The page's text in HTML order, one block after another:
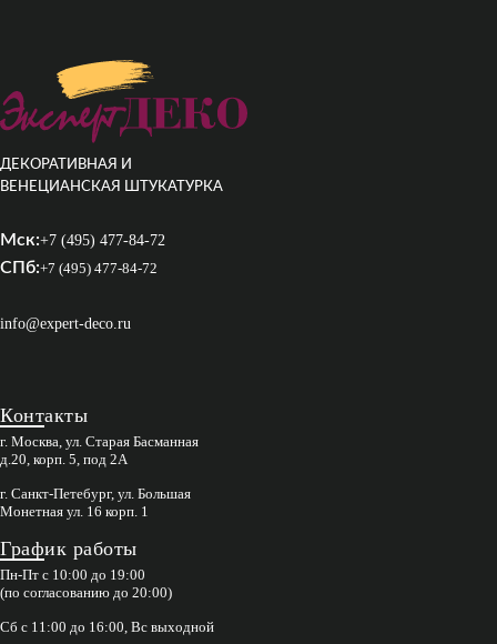
ДЕКОРАТИВНАЯ И
ВЕНЕЦИАНСКАЯ ШТУКАТУРКА
Мск:+7 (495) 477-84-72
СПб:+7 (495) 477-84-72
info@expert-deco.ru
Контакты
г. Москва, ул. Старая Басманная
д.20, корп. 5, под 2А
г. Санкт-Петебург, ул. Большая
Монетная ул. 16 корп. 1
График работы
Пн-Пт с 10:00 до 19:00
(по согласованию до 20:00)
Сб с 11:00 до 16:00, Вс выходной